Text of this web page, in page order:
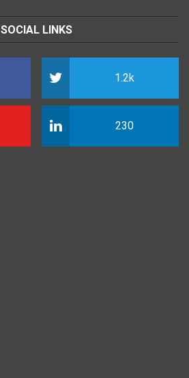
SOCIAL LINKS
1.2k
230